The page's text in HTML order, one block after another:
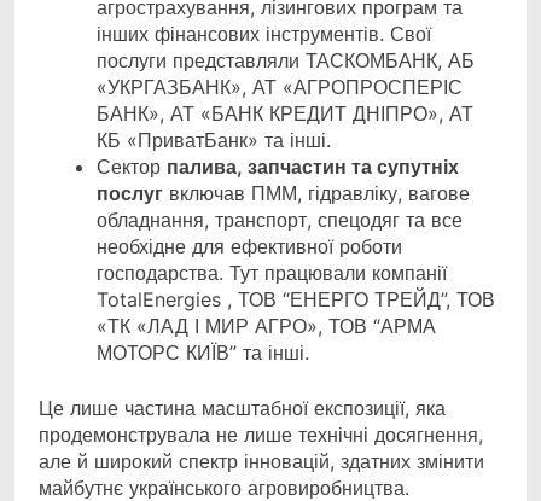
агрострахування, лізингових програм та
інших фінансових інструментів. Свої
послуги представляли ТАСКОМБАНК, АБ
«УКРГАЗБАНК», АТ «АГРОПРОСПЕРІС
БАНК», АТ «БАНК КРЕДИТ ДНІПРО», АТ
КБ «ПриватБанк» та інші.
Сектор палива, запчастин та супутніх
послуг включав ПММ, гідравліку, вагове
обладнання, транспорт, спецодяг та все
необхідне для ефективної роботи
господарства. Тут працювали компанії
TotalEnergies , ТОВ “ЕНЕРГО ТРЕЙД”, ТОВ
«ТК «ЛАД І МИР АГРО», ТОВ “АРМА
МОТОРС КИЇВ” та інші.
Це лише частина масштабної експозиції, яка
продемонструвала не лише технічні досягнення,
але й широкий спектр інновацій, здатних змінити
майбутнє українського агровиробництва.